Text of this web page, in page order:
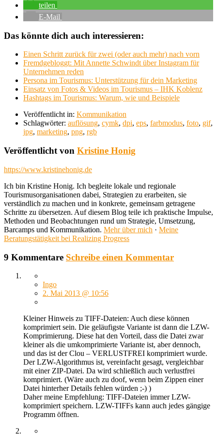
teilen
E-Mail
Das könnte dich auch interessieren:
Einen Schritt zurück für zwei (oder auch mehr) nach vorn
Fremdgebloggt: Mit Annette Schwindt über Instagram für
Unternehmen reden
Persona im Tourismus: Unterstützung für dein Marketing
Einsatz von Fotos & Videos im Tourismus – IHK Koblenz
Hashtags im Tourismus: Warum, wie und Beispiele
Veröffentlicht in: Kommunikation
Schlagwörter: auflösung, cymk, dpi, eps, farbmodus, foto, gif,
jpg, marketing, png, rgb
Veröffentlicht von Kristine Honig
https://www.kristinehonig.de
Ich bin Kristine Honig. Ich begleite lokale und regionale
Tourismusorganisationen dabei, Strategien zu erarbeiten, sie
verständlich zu machen und in konkrete, gemeinsam getragene
Schritte zu übersetzen. Auf diesem Blog teile ich praktische Impulse,
Methoden und Beobachtungen rund um Strategie, Umsetzung,
Barcamps und Kommunikation. Mehr über mich · Meine
Beratungstätigkeit bei Realizing Progress
9 Kommentare Schreibe einen Kommentar
Ingo
2. Mai 2013 @ 10:56
Kleiner Hinweis zu TIFF-Dateien: Auch diese können
komprimiert sein. Die geläufigste Variante ist dann die LZW-
Komprimierung. Diese hat den Vorteil, dass die Datei zwar
kleiner als die umkomprimierte Variante ist, aber dennoch,
und das ist der Clou – VERLUSTFREI komprimiert wurde.
Der LZW-Algorithmus ist, vereinfacht gesagt, vergleichbar
mit einer ZIP-Datei. Da wird schließlich auch verlustfrei
komprimiert. (Wäre auch zu doof, wenn beim Zippen einer
Datei hinterher Details fehlen würden ;-) )
Daher meine Empfehlung: TIFF-Dateien immer LZW-
komprimiert speichern. LZW-TIFFs kann auch jedes gängige
Programm öffnen.